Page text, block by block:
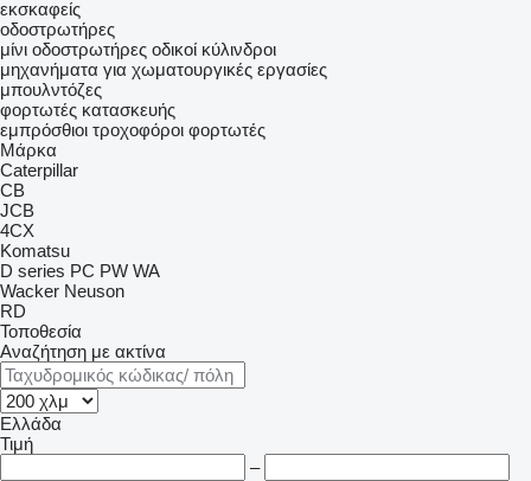
εκσκαφείς
οδοστρωτήρες
μίνι οδοστρωτήρες οδικοί κύλινδροι
μηχανήματα για χωματουργικές εργασίες
μπουλντόζες
φορτωτές κατασκευής
εμπρόσθιοι τροχοφόροι φορτωτές
Μάρκα
Caterpillar
CB
JCB
4CX
Komatsu
D series PC PW WA
Wacker Neuson
RD
Τοποθεσία
Αναζήτηση με ακτίνα
Ελλάδα
Τιμή
–